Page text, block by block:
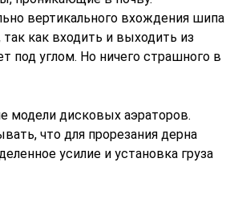
вертикального вхождения шипа
как входить и выходить из
под углом. Но ничего страшного в
модели дисковых аэраторов.
что для прорезания дерна
усилие и установка груза